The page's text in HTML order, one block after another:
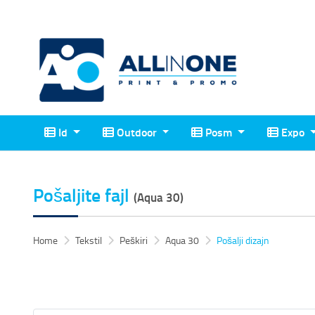
IdId Outdoor
Outdoor Posm
Posm Expo
Expo
Pošaljite fajl (Aqua 30)
Home Tekstil Peškiri Aqua 30 Pošalji dizajn